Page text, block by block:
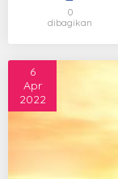
0
dibagikan
6
Apr
2022